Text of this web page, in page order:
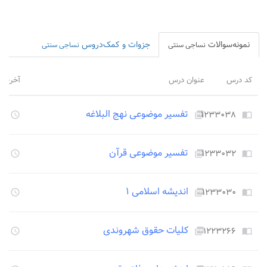
نمونه‌سوالات نساجی سنتی جزوات و کمک‌دروس نساجی سنتی
کد درس عنوان درس
import_contacts ۱۲۳۳۰۳۸picture_as_pdf تفسیر موضوعی نهج البلاغه access_time
import_contacts ۱۲۳۳۰۳۲picture_as_pdf تفسیر موضوعی قرآن access_time
import_contacts ۱۲۳۳۰۳۰picture_as_pdf اندیشه اسلامی ۱ access_time
import_contacts ۱۲۲۳۲۶۶picture_as_pdf کلیات حقوق شهروندی access_time